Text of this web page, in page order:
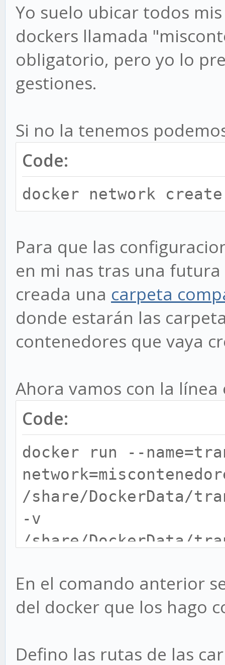
Yo suelo ubicar todos
dockers llamada
obligatorio, pero yo lo
gestiones.
Si no la tenemos
Code:
docker network
Para que las
en mi nas tras una
creada una carpeta
donde estarán las
contenedores que vaya
Ahora vamos con la
Code:
docker run --
/share/DockerData/
-v
/share/DockerData/
/share/DockerData/
PGID=0 -e PUID=0 -e
linuxserver/
En el comando anterior
del docker que los hago
Defino las rutas de las